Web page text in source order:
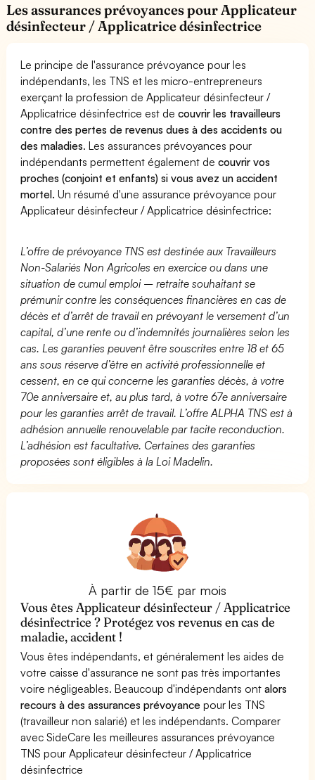
Les assurances prévoyances pour Applicateur
désinfecteur / Applicatrice désinfectrice
Le principe de l'assurance prévoyance pour les
indépendants, les TNS et les micro-entrepreneurs
exerçant la profession de Applicateur désinfecteur /
Applicatrice désinfectrice est decouvrir les travailleurs
contre des pertes de revenus dues à des accidents ou
des maladies. Les assurances prévoyances pour
indépendants permettent également decouvrir vos
proches (conjoint et enfants) si vous avez un accident
mortel. Un résumé d'une assurance prévoyance pour
Applicateur désinfecteur / Applicatrice désinfectrice:
L’offre de prévoyance TNS est destinée aux Travailleurs
Non-Salariés Non Agricoles en exercice ou dans une
situation de cumul emploi – retraite souhaitant se
prémunir contre les conséquences financières en cas de
décès et d’arrêt de travail en prévoyant le versement d’un
capital, d’une rente ou d’indemnités journalières selon les
cas. Les garanties peuvent être souscrites entre 18 et 65
ans sous réserve d’être en activité professionnelle et
cessent, en ce qui concerne les garanties décès, à votre
70e anniversaire et, au plus tard, à votre 67e anniversaire
pour les garanties arrêt de travail. L’offre ALPHA TNS est à
adhésion annuelle renouvelable par tacite reconduction.
L’adhésion est facultative. Certaines des garanties
proposées sont éligibles à la Loi Madelin.
À partir de 15€ par mois
Vous êtes Applicateur désinfecteur / Applicatrice
désinfectrice ? Protégez vos revenus en cas de
maladie, accident !
Vous êtes indépendants, et généralement les aides de
votre caisse d'assurance ne sont pas très importantes
voire négligeables. Beaucoup d'indépendants ontalors
recours à des assurances prévoyance pour les TNS
(travailleur non salarié) et les indépendants. Comparer
avec SideCare les meilleures assurances prévoyance
TNS pour Applicateur désinfecteur / Applicatrice
désinfectrice